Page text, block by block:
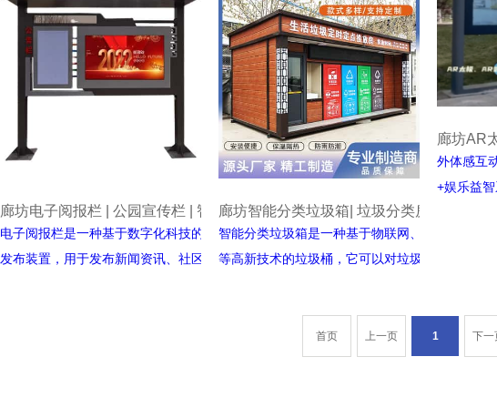
廊坊电子阅报栏 | 公园宣传栏 | 智慧社区广告宣传栏智能互动大屏
电子阅报栏是一种基于数字化科技的媒体信息
发布装置，用于发布新闻资讯、社区公告、企
智能分类垃圾箱是一种基于物联网、人工智能
等高新技术的垃圾桶，它可以对垃圾进行自动
智能分类垃圾箱的主要特点如下
1.自动感知: 智能分类垃圾箱内部配备传感器
廊坊AR
外体感互
+娱乐益
首页 上一页 1 下一